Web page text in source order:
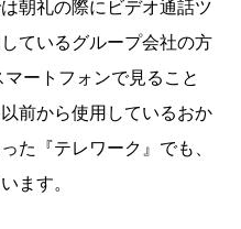
朝礼の際にビデオ通話ツ
ているグループ会社の方
ートフォンで見ること
前から使用しているおか
た『テレワーク』でも、
ます。